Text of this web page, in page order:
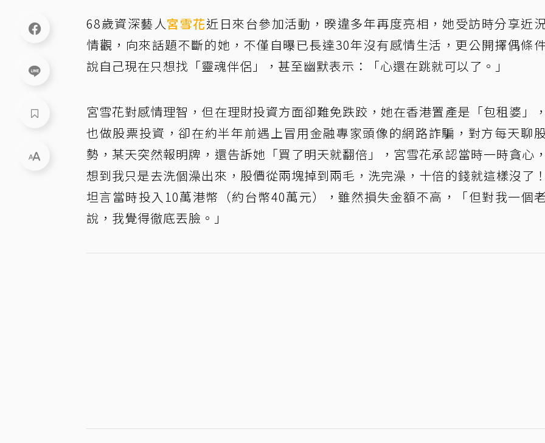
68歲資深藝人宮雪花近日來台參加活動，暌違多年再度亮相，她受訪時分享近
情觀，向來話題不斷的她，不僅自曝已長達30年沒有感情生活，更公開擇偶條
說自己現在只想找「靈魂伴侶」，甚至幽默表示：「心還在跳就可以了。」
宮雪花對感情理智，但在理財投資方面卻難免跌跤，她在香港置產是「包租婆」
也做股票投資，卻在約半年前遇上冒用金融專家頭像的網路詐騙，對方每天聊
勢，某天突然報明牌，還告訴她「買了明天就翻倍」，宮雪花承認當時一時貪心
想到我只是去洗個澡出來，股價從兩塊掉到兩毛，洗完澡，十倍的錢就這樣沒了
坦言當時投入10萬港幣（約台幣40萬元），雖然損失金額不高，「但對我一個
說，我覺得徹底丟臉。」